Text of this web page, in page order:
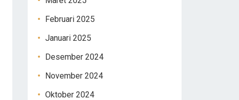
Februari 2025
Januari 2025
Desember 2024
November 2024
Oktober 2024